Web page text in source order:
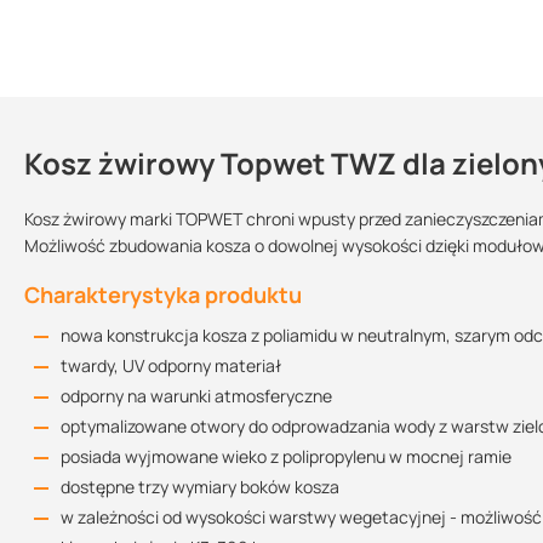
Kosz żwirowy Topwet TWZ dla
Kosz żwirowy marki TOPWET chroni wpusty przed
Możliwość zbudowania kosza o dowolnej wysokości dzięki
Charakterystyka produktu
nowa konstrukcja kosza z poliamidu w neutralnym, szarym
twardy, UV odporny materiał
odporny na warunki atmosferyczne
optymalizowane otwory do odprowadzania wody z warstw
posiada wyjmowane wieko z polipropylenu w mocnej ramie
dostępne trzy wymiary boków kosza
w zależności od wysokości warstwy wegetacyjnej -
Dlaczego warto zastosować koszt
dzięki zastosowaniu kosza istnieje możliwośćszybkiej rewizji
możliwość zbudowania dowolnej wysokości kosza dzięki
estetyczne i praktyczne rozwiązanie dla Twojego dachu
produkt jest dostępny od ręki
kupując ten produkt u nas otrzymujesz profesjonalną
Przeznaczenie:
dach
Kolor:
szary sztuki
Wymiar:
300 x 300 mm
400 x 400 mm
866.59 KB
Deklaracja własności użytkowych
172.1 KB
Kontakt